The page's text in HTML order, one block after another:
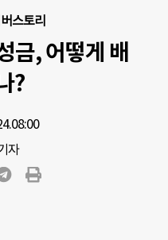
스토리
금, 어떻게 배
?
08:00
자